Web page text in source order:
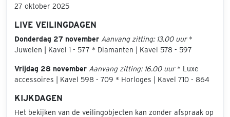
27 oktober 2025
LIVE VEILINGDAGEN
Donderdag 27 november Aanvang zitting: 13.00 uur*
Juwelen | Kavel 1 - 577 * Diamanten | Kavel 578 - 597
Vrijdag 28 november Aanvang zitting: 16.00 uur* Luxe
accessoires | Kavel 598 - 709 * Horloges | Kavel 710 - 864
KIJKDAGEN
Het bekijken van de veilingobjecten kan zonder afspraak op